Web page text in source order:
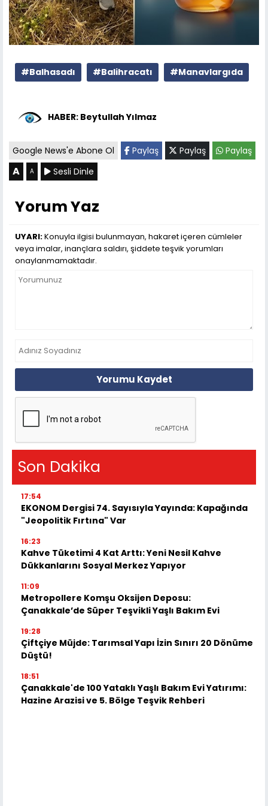
#Balhasadı #Balihracatı #Manavlargıda
HABER: Beytullah Yılmaz
Google News'e Abone Ol Paylaş Paylaş Paylaş
A A Sesli Dinle
Yorum Yaz
UYARI:Konuyla ilgisi bulunmayan, hakaret içeren cümleler
veya imalar, inançlara saldırı, şiddete teşvik yorumları
onaylanmamaktadır.
Yorumu Kaydet
Son Dakika
17:54
EKONOM Dergisi 74. Sayısıyla Yayında: Kapağında
"Jeopolitik Fırtına" Var
16:23
Kahve Tüketimi 4 Kat Arttı: Yeni Nesil Kahve
Dükkanlarını Sosyal Merkez Yapıyor
11:09
Metropollere Komşu Oksijen Deposu:
Çanakkale’de Süper Teşvikli Yaşlı Bakım Evi
19:28
Çiftçiye Müjde: Tarımsal Yapı İzin Sınırı 20 Dönüme
Düştü!
18:51
Çanakkale'de 100 Yataklı Yaşlı Bakım Evi Yatırımı:
Hazine Arazisi ve 5. Bölge Teşvik Rehberi